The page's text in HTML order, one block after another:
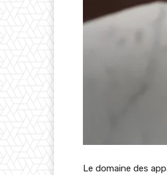
Le domaine des